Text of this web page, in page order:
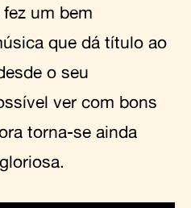
um bem
que dá título ao
o seu
ver com bons
torna-se ainda